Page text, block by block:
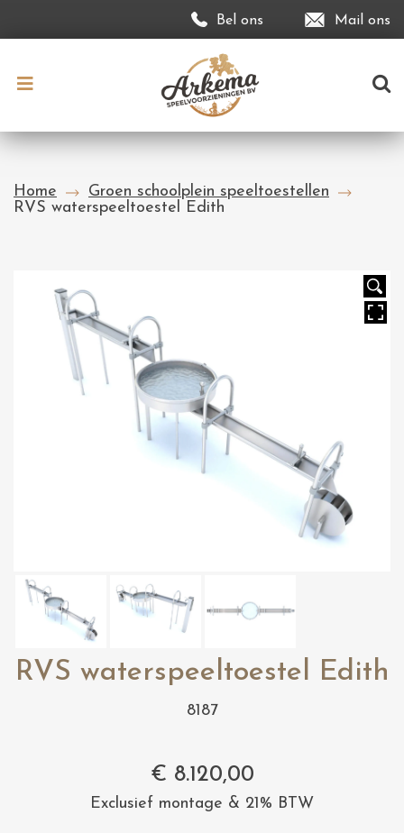
Bel ons Mail ons
Home
Groen schoolplein speeltoestellen
RVS waterspeeltoestel Edith
RVS waterspeeltoestel Edith
8187
€ 8.120,00
Exclusief montage & 21% BTW